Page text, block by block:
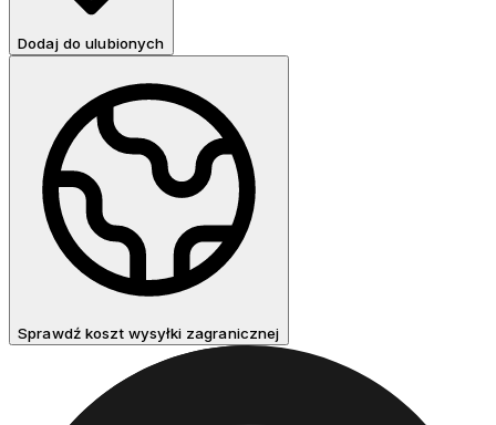
Dodaj do ulubionych
Sprawdź koszt wysyłki zagranicznej